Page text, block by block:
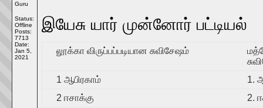
Guru
Status:
Offline
Posts:
7713
Date:
Jan 5,
2021
இயேசு யார் முன்னோர் பட்டியல்
லூக்கா விருப்பப்படியான சுவிசேஷம்
1 ஆபிரகாம்
1.
2 ஈசாக்கு
2.